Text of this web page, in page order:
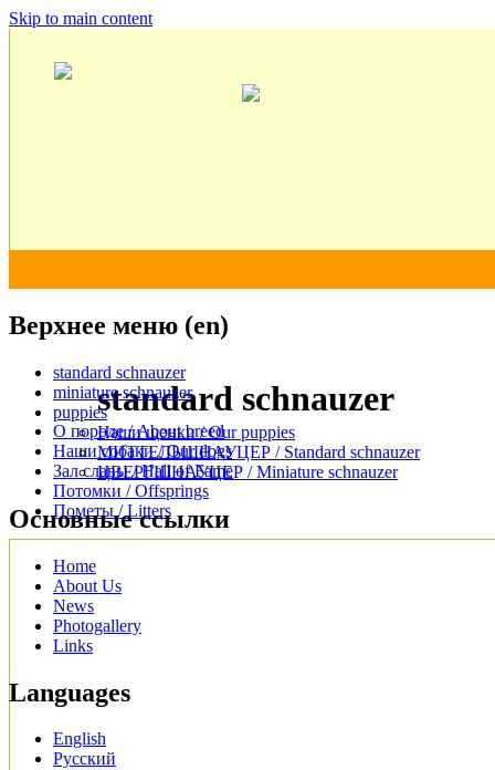
Skip to main content
Верхнее меню (en)
standard schnauzer
miniature schnauzer
puppies
Наши щенки / Our puppies
МИТТЕЛЬШНАУЦЕР / Standard schnauzer
ЦВЕРГШНАУЦЕР / Miniature schnauzer
Основные ссылки
Home
About Us
News
Photogallery
Links
Languages
English
Русский
standard schnauzer
О породе / About breed
Наши собаки / Our dogs
Зал славы / Hall of Fame
Потомки / Offsprings
Пометы / Litters